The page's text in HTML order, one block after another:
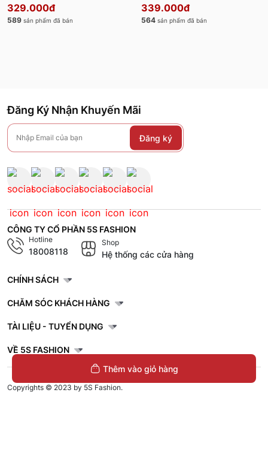
329.000đ
589 sản phẩm đã bán
339.000đ
564 sản phẩm đã bán
Thêm vào giỏ hàng
Đăng Ký Nhận Khuyến Mãi
Đăng ký
CÔNG TY CỔ PHẦN 5S FASHION
Hotline
18008118
Shop
Hệ thống các cửa hàng
CHÍNH SÁCH
CHĂM SÓC KHÁCH HÀNG
TÀI LIỆU - TUYỂN DỤNG
VỀ 5S FASHION
Copyrights © 2023 by 5S Fashion.